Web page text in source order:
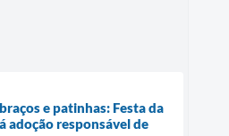
e patinhas: Festa da
adoção responsável de